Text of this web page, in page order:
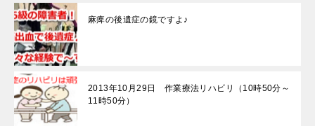
麻痺の後遺症の鏡ですよ♪
2013年10月29日 作業療法リハビリ（10時50分～
11時50分）